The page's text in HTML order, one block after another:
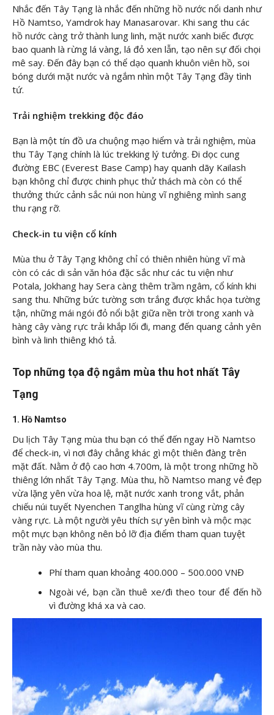
Nhắc đến Tây Tạng là nhắc đến những hồ nước nổi danh như
Hồ Namtso, Yamdrok hay Manasarovar. Khi sang thu các
hồ nước càng trở thành lung linh, mặt nước xanh biếc được
bao quanh là rừng lá vàng, lá đỏ xen lẫn, tạo nên sự đối chọi
mê say. Đến đây bạn có thể dạo quanh khuôn viên hồ, soi
bóng dưới mặt nước và ngắm nhìn một Tây Tạng đầy tình
tứ.
Trải nghiệm trekking độc đáo
Bạn là một tín đồ ưa chuộng mạo hiểm và trải nghiệm, mùa
thu Tây Tạng chính là lúc trekking lý tưởng. Đi dọc cung
đường EBC (Everest Base Camp) hay quanh dãy Kailash
bạn không chỉ được chinh phục thử thách mà còn có thể
thưởng thức cảnh sắc núi non hùng vĩ nghiêng mình sang
thu rạng rỡ.
Check-in tu viện cổ kính
Mùa thu ở Tây Tạng không chỉ có thiên nhiên hùng vĩ mà
còn có các di sản văn hóa đặc sắc như các tu viện như
Potala, Jokhang hay Sera càng thêm trầm ngâm, cổ kính khi
sang thu. Những bức tường sơn trắng được khắc họa tường
tận, những mái ngói đỏ nổi bật giữa nền trời trong xanh và
hàng cây vàng rực trải khắp lối đi, mang đến quang cảnh yên
bình và linh thiêng khó tả.
Top những tọa độ ngắm mùa thu hot nhất Tây
Tạng
1. Hồ Namtso
Du lịch Tây Tạng mùa thu bạn có thể đến ngay Hồ Namtso
để check-in, vì nơi đây chẳng khác gì một thiên đàng trên
mặt đất. Nằm ở độ cao hơn 4.700m, là một trong những hồ
thiêng lớn nhất Tây Tạng. Mùa thu, hồ Namtso mang vẻ đẹp
vừa lặng yên vừa hoa lệ, mặt nước xanh trong vắt, phản
chiếu núi tuyết Nyenchen Tanglha hùng vĩ cùng rừng cây
vàng rực. Là một người yêu thích sự yên bình và mộc mạc
một mực bạn không nên bỏ lỡ địa điểm tham quan tuyệt
trần này vào mùa thu.
Phí tham quan khoảng 400.000 – 500.000 VNĐ
Ngoài vé, bạn cần thuê xe/đi theo tour để đến hồ
vì đường khá xa và cao.